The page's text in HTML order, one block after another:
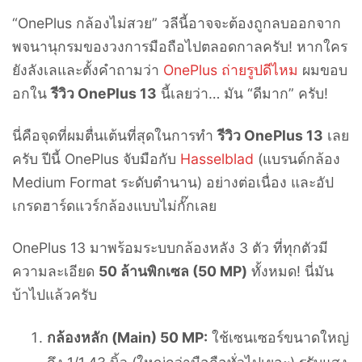
“OnePlus กล้องไม่สวย” วลีนี้อาจจะต้องถูกลบออกจาก
พจนานุกรมของวงการมือถือไปตลอดกาลครับ! หากใคร
ยังลังเลและตั้งคำถามว่า OnePlus ถ่ายรูปดีไหม ผมขอบ
อกในรีวิว OnePlus 13 นี้เลยว่า… มัน “ดีมาก” ครับ!
นี่คือจุดที่ผมตื่นเต้นที่สุดในการทำรีวิว OnePlus 13 เลย
ครับ ปีนี้ OnePlus จับมือกับ Hasselblad (แบรนด์กล้อง
Medium Format ระดับตำนาน) อย่างต่อเนื่อง และอัป
เกรดฮาร์ดแวร์กล้องแบบไม่กั๊กเลย
OnePlus 13 มาพร้อมระบบกล้องหลัง 3 ตัว ที่ทุกตัวมี
ความละเอียด 50 ล้านพิกเซล (50 MP) ทั้งหมด! นี่มัน
บ้าไปแล้วครับ
กล้องหลัก (Main) 50 MP: ใช้เซนเซอร์ขนาดใหญ่